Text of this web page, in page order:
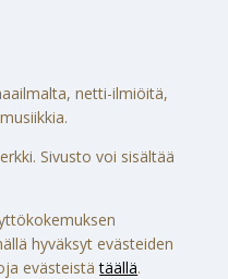
netti-ilmiöitä,
Sivusto voi sisältää
hyväksyt evästeiden
evästeistätäällä.